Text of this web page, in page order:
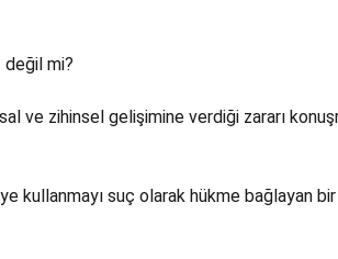
mi?
ve zihinsel gelişimine verdiği zararı
kullanmayı suç olarak hükme bağlayan